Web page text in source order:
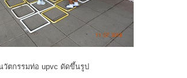
วัตกรรมท่อ upvc ดัดขึ้นรูป